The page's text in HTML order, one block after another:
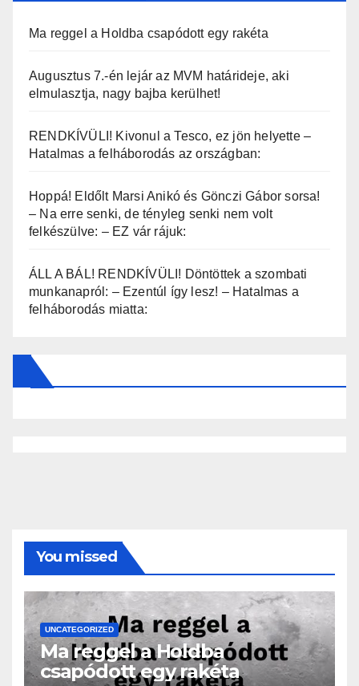
Ma reggel a Holdba csapódott egy rakéta
Augusztus 7.-én lejár az MVM határideje, aki
elmulasztja, nagy bajba kerülhet!
RENDKÍVÜLI! Kivonul a Tesco, ez jön helyette –
Hatalmas a felháborodás az országban:
Hoppá! Eldőlt Marsi Anikó és Gönczi Gábor sorsa!
– Na erre senki, de tényleg senki nem volt
felkészülve: – EZ vár rájuk:
ÁLL A BÁL! RENDKÍVÜLI! Döntöttek a szombati
munkanapról: – Ezentúl így lesz! – Hatalmas a
felháborodás miatta:
You missed
UNCATEGORIZED
Ma reggel a Holdba
csapódott egy rakéta